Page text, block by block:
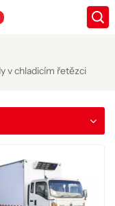
v chladicím řetězci